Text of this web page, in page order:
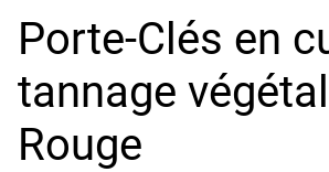
Porte-Clés en
tannage
Rouge